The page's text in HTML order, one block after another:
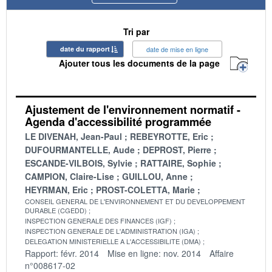
Tri par
date du rapport date de mise en ligne
Ajouter tous les documents de la page
Ajustement de l'environnement normatif -
Agenda d'accessibilité programmée
LE DIVENAH, Jean-Paul
REBEYROTTE, Eric
DUFOURMANTELLE, Aude
DEPROST, Pierre
ESCANDE-VILBOIS, Sylvie
RATTAIRE, Sophie
CAMPION, Claire-Lise
GUILLOU, Anne
HEYRMAN, Eric
PROST-COLETTA, Marie
CONSEIL GENERAL DE L'ENVIRONNEMENT ET DU DEVELOPPEMENT
DURABLE (CGEDD)
INSPECTION GENERALE DES FINANCES (IGF)
INSPECTION GENERALE DE L'ADMINISTRATION (IGA)
DELEGATION MINISTERIELLE A L'ACCESSIBILITE (DMA)
Rapport: févr. 2014 Mise en ligne: nov. 2014
Affaire
n°008617-02